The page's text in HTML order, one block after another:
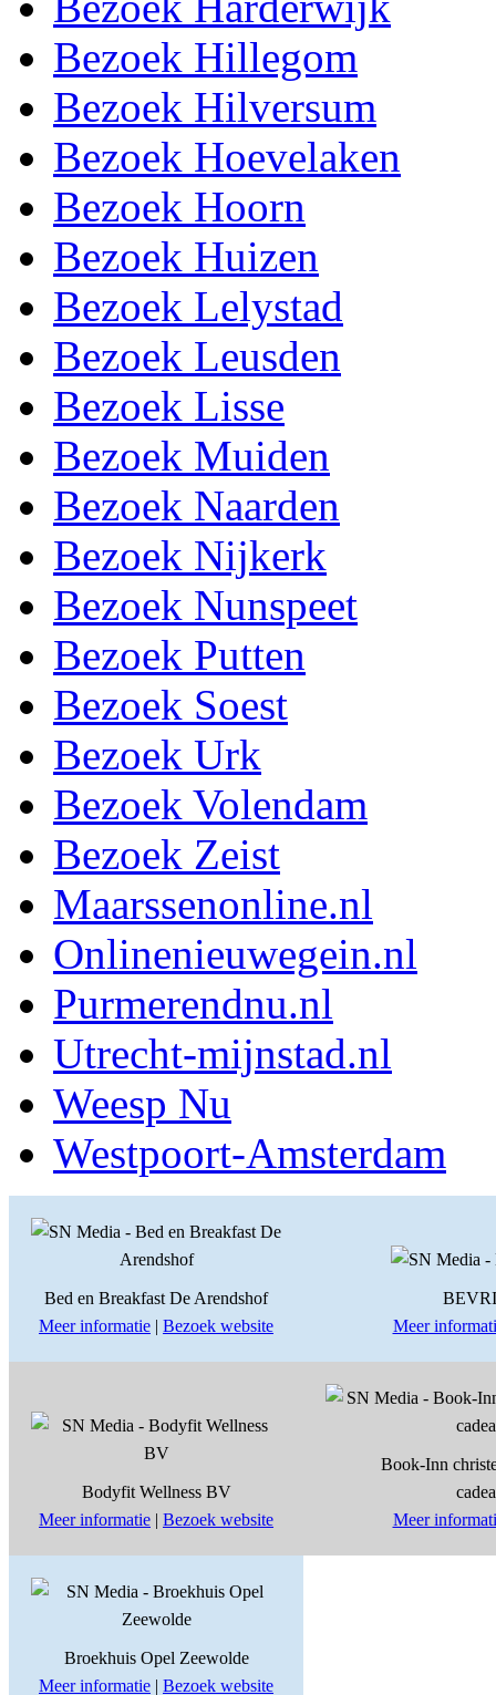
Bezoek Hillegom
Bezoek Hilversum
Bezoek Hoevelaken
Bezoek Hoorn
Bezoek Huizen
Bezoek Lelystad
Bezoek Leusden
Bezoek Lisse
Bezoek Muiden
Bezoek Naarden
Bezoek Nijkerk
Bezoek Nunspeet
Bezoek Putten
Bezoek Soest
Bezoek Urk
Bezoek Volendam
Bezoek Zeist
Maarssenonline.nl
Onlinenieuwegein.nl
Purmerendnu.nl
Utrecht-mijnstad.nl
Weesp Nu
Westpoort-Amsterdam
Bed en Breakfast De Arendshof
Meer informatie | Bezoek website
Meer
Bodyfit Wellness BV
Meer informatie | Bezoek website
Book-Inn
Meer
Broekhuis Opel Zeewolde
Meer informatie | Bezoek website